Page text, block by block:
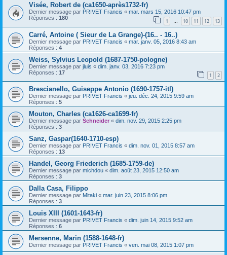
Visée, Robert de (ca1650-après1732-fr)
Dernier message par PRIVET Francis « mar. mars 15, 2016 10:47 pm
Réponses : 180 1 … 10 11 12 13
Carré, Antoine ( Sieur de La Grange)-(16.. - 16..)
Dernier message par PRIVET Francis « mar. janv. 05, 2016 8:43 am
Réponses : 4
Weiss, Sylvius Leopold (1687-1750-pologne)
Dernier message par jluis « dim. janv. 03, 2016 7:23 pm
Réponses : 17 1 2
Brescianello, Guiseppe Antonio (1690-1757-itl)
Dernier message par PRIVET Francis « jeu. déc. 24, 2015 9:59 am
Réponses : 5
Mouton, Charles (ca1626-ca1699-fr)
Dernier message par Schneider « dim. nov. 29, 2015 2:25 pm
Réponses : 3
Sanz, Gaspar(1640-1710-esp)
Dernier message par PRIVET Francis « dim. nov. 01, 2015 8:57 am
Réponses : 13
Handel, Georg Friederich (1685-1759-de)
Dernier message par michdou « dim. août 23, 2015 12:50 am
Réponses : 3
Dalla Casa, Filippo
Dernier message par Mitaki « mar. juin 23, 2015 8:06 pm
Réponses : 3
Louis XIII (1601-1643-fr)
Dernier message par PRIVET Francis « dim. juin 14, 2015 9:52 am
Réponses : 6
Mersenne, Marin (1588-1648-fr)
Dernier message par PRIVET Francis « ven. mai 08, 2015 1:07 pm